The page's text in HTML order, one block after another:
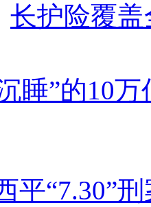
长护险覆
睡”的10
平“7.30”